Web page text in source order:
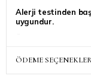
Alerji testinden
uygundur.
hızına bağlı
Siparinize ait ek
belirtebilirsiniz,
ÖDEME